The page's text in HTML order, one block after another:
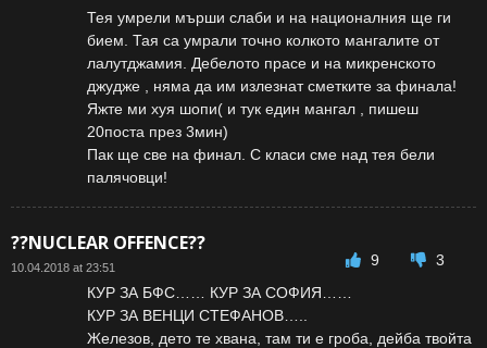
Тея умрели мърши слаби и на националния ще ги
бием. Тая са умрали точно колкото мангалите от
лалутджамия. Дебелото прасе и на микренското
джудже , няма да им излезнат сметките за финала!
Яжте ми хуя шопи( и тук един мангал , пишеш
20поста през 3мин)
Пак ще све на финал. С класи сме над тея бели
палячовци!
??NUCLEAR OFFENCE??
10.04.2018 at 23:51 9
3
КУР ЗА БФС…… КУР ЗА СОФИЯ……
КУР ЗА ВЕНЦИ СТЕФАНОВ…..
Железов, дето те хвана, там ти е гроба, дейба твойта